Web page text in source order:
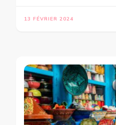
13 FÉVRIER 2024